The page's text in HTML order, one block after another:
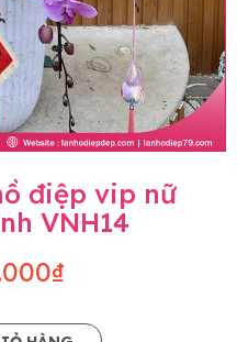
điệp vip nữ
VNH14